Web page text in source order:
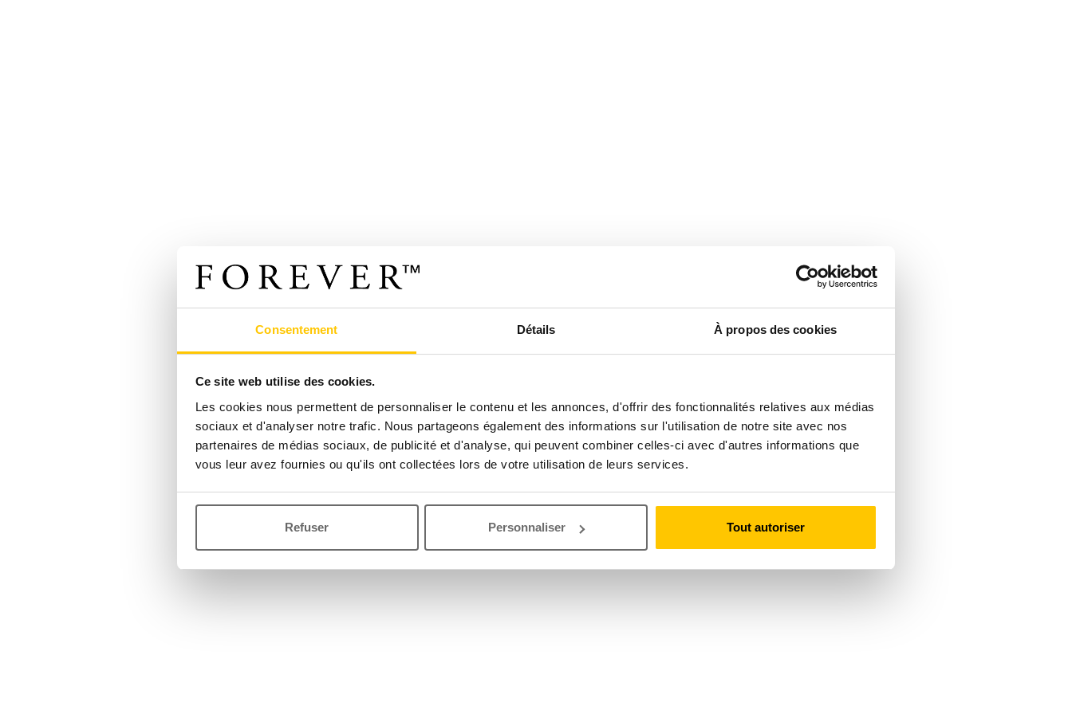
Consentement Détails À propos des cookies
Ce site web utilise des cookies.
Les cookies nous permettent de personnaliser le contenu et les annonces, d'offrir des fonctionnalités relatives aux médias
sociaux et d'analyser notre trafic. Nous partageons également des informations sur l'utilisation de notre site avec nos
partenaires de médias sociaux, de publicité et d'analyse, qui peuvent combiner celles-ci avec d'autres informations que
vous leur avez fournies ou qu'ils ont collectées lors de votre utilisation de leurs services.
Refuser Personnaliser Tout autoriser